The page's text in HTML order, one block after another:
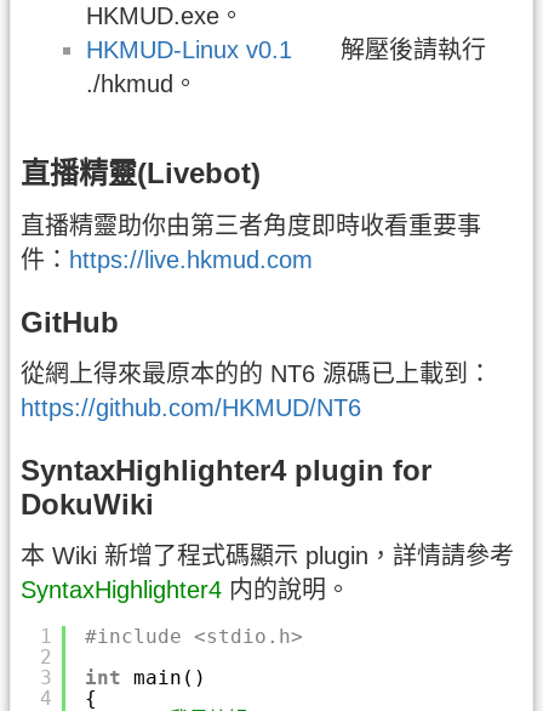
HKMUD.exe。
HKMUD-Linux v0.1
解壓後請執行
./hkmud。
直播精靈(Livebot)
直播精靈助你由第三者角度即時收看重要事
件： https://live.hkmud.com
GitHub
從網上得來最原本的的 NT6 源碼已上載到：
https://github.com/HKMUD/NT6
SyntaxHighlighter4 plugin for
DokuWiki
本 Wiki 新增了程式碼顯示 plugin，詳情請參考
SyntaxHighlighter4 内的說明。
1
2
3
4
#include <stdio.h>
int main()
{